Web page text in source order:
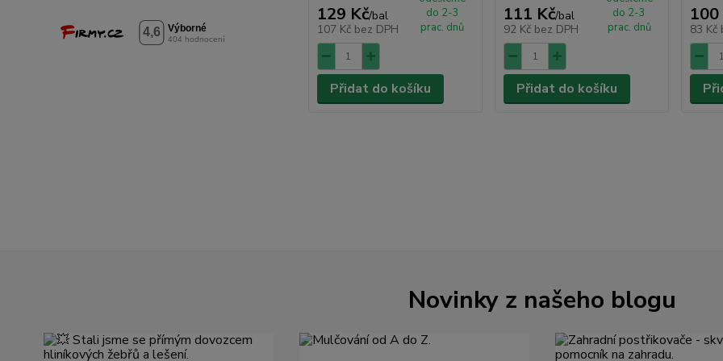
129 Kč/bal
107 Kč bez DPH
do 2-3
prac. dnů
Přidat do košíku
111 Kč/bal
92 Kč bez DPH
do 2-3
prac. dnů
Přidat do košíku
100
83 Kč
Novinky z našeho blogu